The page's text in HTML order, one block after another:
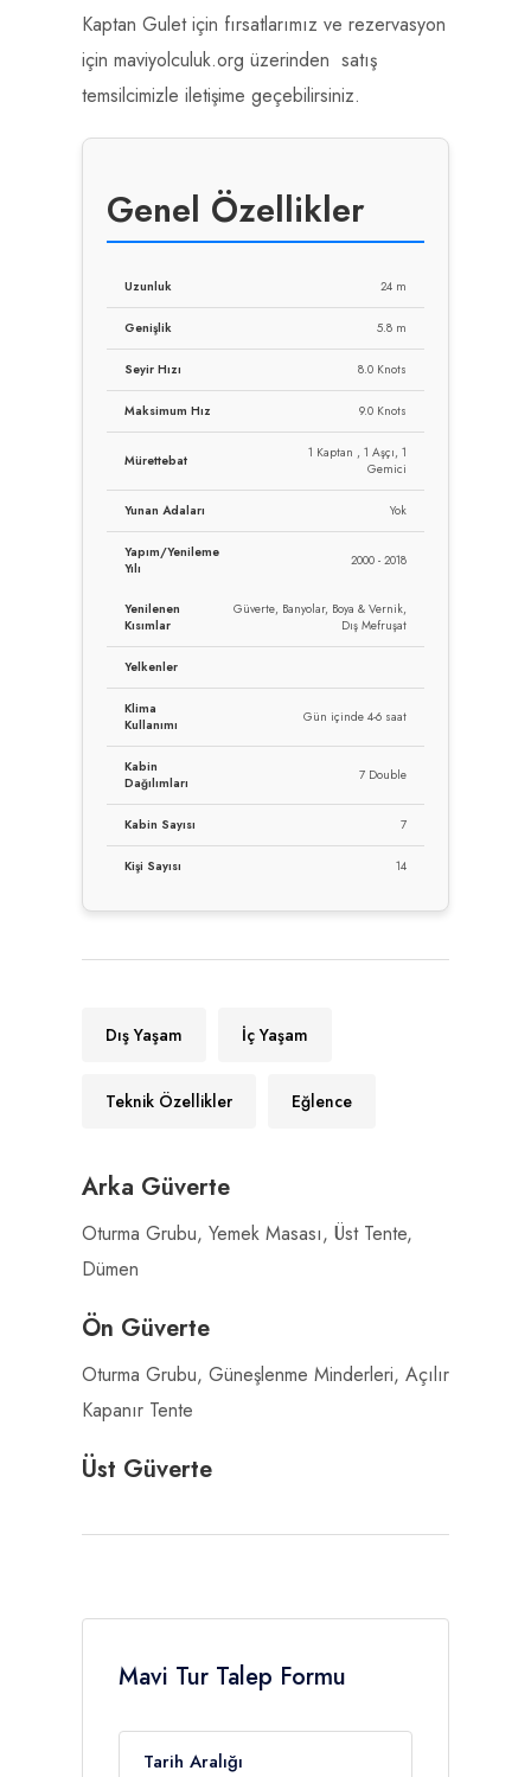
Kaptan Gulet için fırsatlarımız ve rezervasyon
için maviyolculuk.org üzerinden satış
temsilcimizle iletişime geçebilirsiniz.
Genel Özellikler
Uzunluk 24 m
Genişlik 5.8 m
Seyir Hızı 8.0 Knots
Maksimum Hız 9.0 Knots
Mürettebat
1 Kaptan , 1 Aşçı, 1
Gemici
Yunan Adaları Yok
Yapım/Yenileme
Yılı
2000 - 2018
Yenilenen
Kısımlar
Güverte, Banyolar, Boya & Vernik,
Dış Mefruşat
Yelkenler
Klima
Kullanımı
Gün içinde 4-6 saat
Kabin
Dağılımları
7 Double
Kabin Sayısı 7
Kişi Sayısı 14
Dış Yaşam İç Yaşam
Teknik Özellikler Eğlence
Arka Güverte
Oturma Grubu, Yemek Masası, Üst Tente,
Dümen
Ön Güverte
Oturma Grubu, Güneşlenme Minderleri, Açılır
Kapanır Tente
Üst Güverte
Mavi Tur Talep Formu
Tarih Aralığı